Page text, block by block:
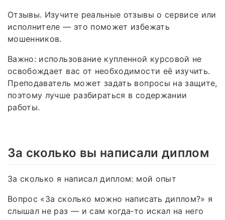
Отзывы. Изучите реальные отзывы о сервисе или
исполнителе — это поможет избежать
мошенников.
Важно: использование купленной курсовой не
освобождает вас от необходимости её изучить.
Преподаватель может задать вопросы на защите,
поэтому лучше разбираться в содержании
работы.
За сколько вы написали диплом
За сколько я написал диплом: мой опыт
Вопрос «За сколько можно написать диплом?» я
слышал не раз — и сам когда‑то искал на него